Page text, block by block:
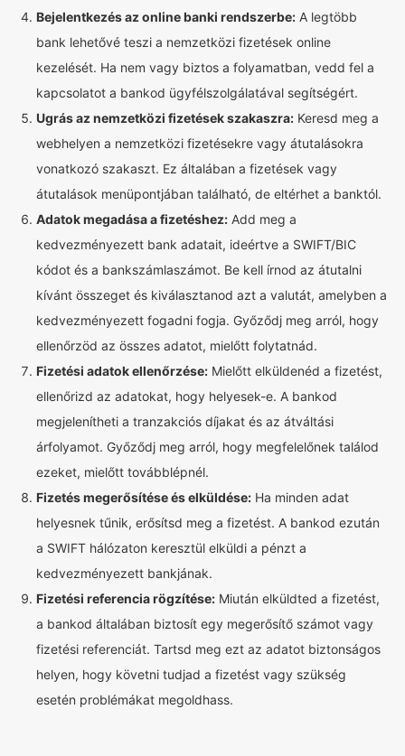
Bejelentkezés az online banki rendszerbe: A legtöbb
bank lehetővé teszi a nemzetközi fizetések online
kezelését. Ha nem vagy biztos a folyamatban, vedd fel a
kapcsolatot a bankod ügyfélszolgálatával segítségért.
Ugrás az nemzetközi fizetések szakaszra: Keresd meg a
webhelyen a nemzetközi fizetésekre vagy átutalásokra
vonatkozó szakaszt. Ez általában a fizetések vagy
átutalások menüpontjában található, de eltérhet a banktól.
Adatok megadása a fizetéshez: Add meg a
kedvezményezett bank adatait, ideértve a SWIFT/BIC
kódot és a bankszámlaszámot. Be kell írnod az átutalni
kívánt összeget és kiválasztanod azt a valutát, amelyben a
kedvezményezett fogadni fogja. Győződj meg arról, hogy
ellenőrzöd az összes adatot, mielőtt folytatnád.
Fizetési adatok ellenőrzése: Mielőtt elküldenéd a fizetést,
ellenőrizd az adatokat, hogy helyesek-e. A bankod
megjelenítheti a tranzakciós díjakat és az átváltási
árfolyamot. Győződj meg arról, hogy megfelelőnek találod
ezeket, mielőtt továbblépnél.
Fizetés megerősítése és elküldése: Ha minden adat
helyesnek tűnik, erősítsd meg a fizetést. A bankod ezután
a SWIFT hálózaton keresztül elküldi a pénzt a
kedvezményezett bankjának.
Fizetési referencia rögzítése: Miután elküldted a fizetést,
a bankod általában biztosít egy megerősítő számot vagy
fizetési referenciát. Tartsd meg ezt az adatot biztonságos
helyen, hogy követni tudjad a fizetést vagy szükség
esetén problémákat megoldhass.